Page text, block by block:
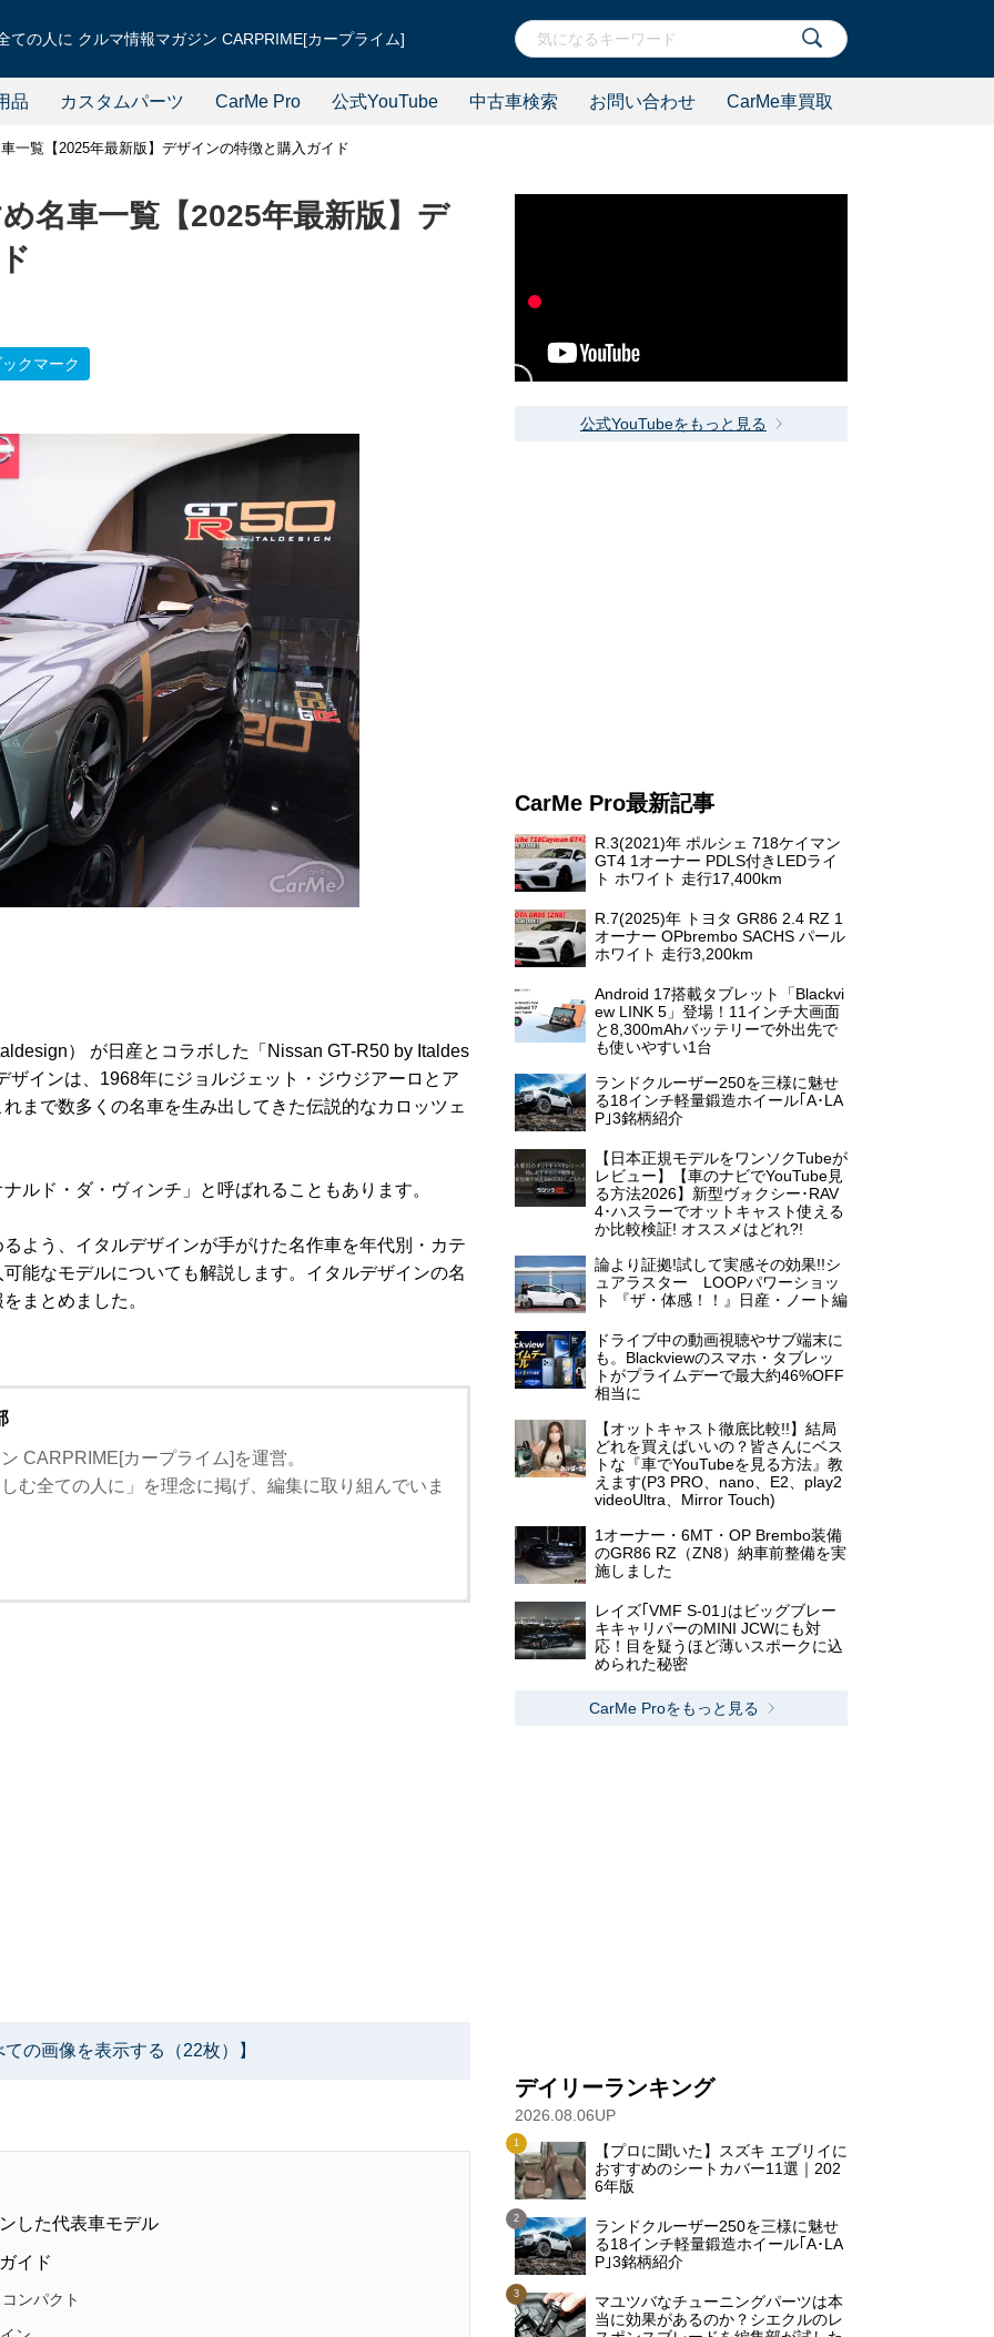
ての人に クルマ情報マガジン CARPRIME[カープライム]
品 カスタムパーツ CarMe Pro 公式YouTube 中古車検索 お問い合わせ CarMe車買取
一覧【2025年最新版】デザインの特徴と購入ガイド
名車一覧【2025年最新版】デ
クマーク
） が日産とコラボした「Nissan GT-R50 by Italdes
インは、1968年にジョルジェット・ジウジアーロとア
まで数多くの名車を生み出してきた伝説的なカロッツェ
ルド・ダ・ヴィンチ」と呼ばれることもあります。
よう、イタルデザインが手がけた名作車を年代別・カテ
能なモデルについても解説します。イタルデザインの名
まとめました。
CARPRIME[カープライム]を運営。
む全ての人に」を理念に掲げ、編集に取り組んでいま
の画像を表示する（22枚）】
した代表車モデル
イド
ンパクト
公式YouTubeをもっと見る
CarMe Pro最新記事
R.3(2021)年 ポルシェ 718ケイマン
GT4 1オーナー PDLS付きLEDライ
ト ホワイト 走行17,400km
R.7(2025)年 トヨタ GR86 2.4 RZ 1
オーナー OPbrembo SACHS パール
ホワイト 走行3,200km
Android 17搭載タブレット「Blackvi
ew LINK 5」登場！11インチ大画面
と8,300mAhバッテリーで外出先で
も使いやすい1台
ランドクルーザー250を三様に魅せ
る18インチ軽量鍛造ホイール｢A･LA
P｣3銘柄紹介
【日本正規モデルをワンソクTubeが
レビュー】【車のナビでYouTube見
る方法2026】新型ヴォクシー･RAV
4･ハスラーでオットキャスト使える
か比較検証! オススメはどれ?!
論より証拠!試して実感その効果!!シ
ュアラスター LOOPパワーショッ
ト 『ザ・体感！！』日産・ノート編
ドライブ中の動画視聴やサブ端末に
も。Blackviewのスマホ・タブレッ
トがプライムデーで最大約46%OFF
相当に
【オットキャスト徹底比較!!】結局
どれを買えばいいの？皆さんにベス
トな『車でYouTubeを見る方法』教
えます(P3 PRO、nano、E2、play2
videoUltra、Mirror Touch)
1オーナー・6MT・OP Brembo装備
のGR86 RZ（ZN8）納車前整備を実
施しました
レイズ｢VMF S-01｣はビッグブレー
キキャリパーのMINI JCWにも対
応！目を疑うほど薄いスポークに込
められた秘密
CarMe Proをもっと見る
デイリーランキング
2026.08.06UP
【プロに聞いた】スズキ エブリイに
おすすめのシートカバー11選｜202
6年版
ランドクルーザー250を三様に魅せ
る18インチ軽量鍛造ホイール｢A･LA
P｣3銘柄紹介
マユツバなチューニングパーツは本
当に効果があるのか？シエクルのレ